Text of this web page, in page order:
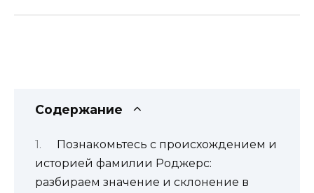
Содержание
Познакомьтесь с происхождением и
историей фамилии Роджерс:
разбираем значение и склонение в